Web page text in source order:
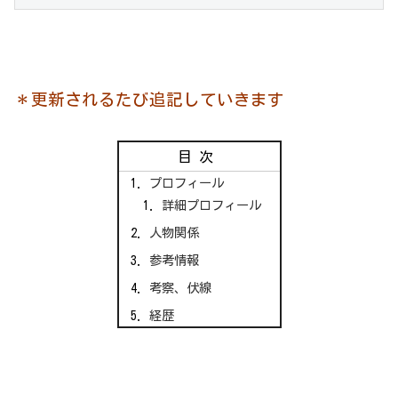
＊更新されるたび追記していきます
目次
プロフィール
詳細プロフィール
人物関係
参考情報
考察、伏線
経歴